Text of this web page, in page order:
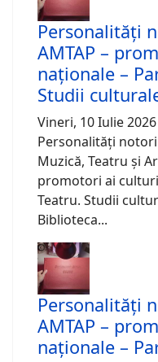
Personalități
AMTAP –
naționale –
Studii
Vineri, 10 Iulie
Personalități
Muzică, Teatru și
promotori ai
Teatru. Studii
Biblioteca...
Personalități
AMTAP –
naționale –